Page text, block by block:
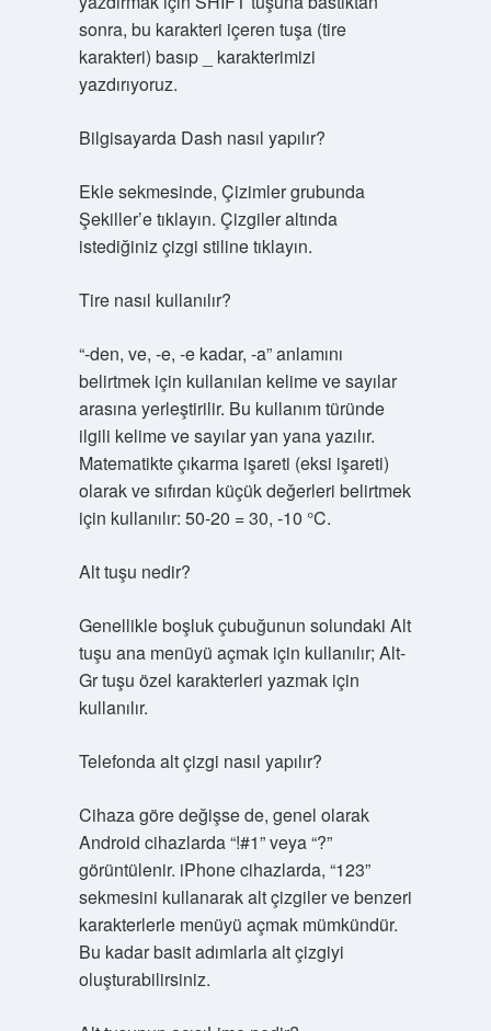
sonra, bu karakteri içeren tuşa (tire
karakteri) basıp _ karakterimizi
yazdırıyoruz.
Bilgisayarda Dash nasıl yapılır?
Ekle sekmesinde, Çizimler grubunda
Şekiller’e tıklayın. Çizgiler altında
istediğiniz çizgi stiline tıklayın.
Tire nasıl kullanılır?
“-den, ve, -e, -e kadar, -a” anlamını
belirtmek için kullanılan kelime ve sayılar
arasına yerleştirilir. Bu kullanım türünde
ilgili kelime ve sayılar yan yana yazılır.
Matematikte çıkarma işareti (eksi işareti)
olarak ve sıfırdan küçük değerleri belirtmek
için kullanılır: 50-20 = 30, -10 °C.
Alt tuşu nedir?
Genellikle boşluk çubuğunun solundaki Alt
tuşu ana menüyü açmak için kullanılır; Alt-
Gr tuşu özel karakterleri yazmak için
kullanılır.
Telefonda alt çizgi nasıl yapılır?
Cihaza göre değişse de, genel olarak
Android cihazlarda “!#1” veya “?”
görüntülenir. iPhone cihazlarda, “123”
sekmesini kullanarak alt çizgiler ve benzeri
karakterlerle menüyü açmak mümkündür.
Bu kadar basit adımlarla alt çizgiyi
oluşturabilirsiniz.